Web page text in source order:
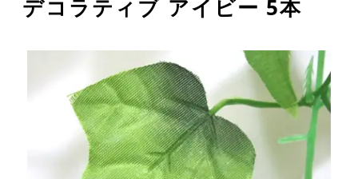
デコラティブ アイビー 5本